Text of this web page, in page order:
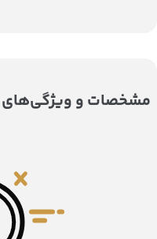
مشخصات و